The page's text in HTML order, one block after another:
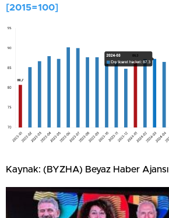
[2015=100]
Kaynak: (BYZHA) Beyaz Haber Ajansı